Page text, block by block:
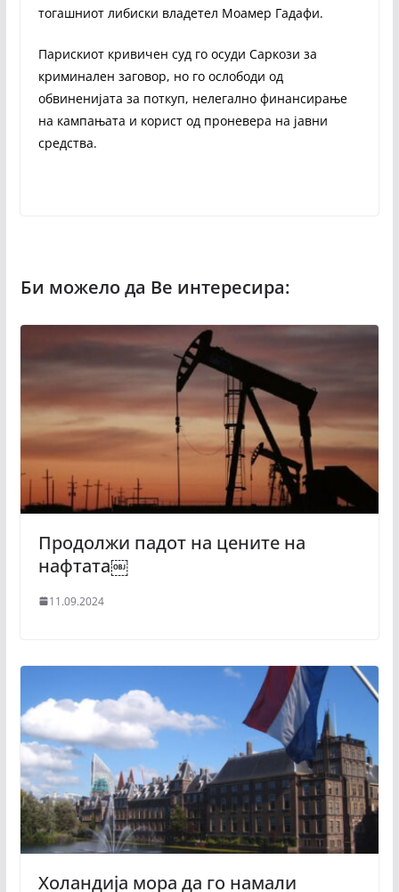
тогашниот либиски владетел Моамер Гадафи.
Парискиот кривичен суд го осуди Саркози за
криминален заговор, но го ослободи од
обвиненијата за поткуп, нелегално финансирање
на кампањата и корист од проневера на јавни
средства.
Продолжи падот на цените на
нафтата￼
11.09.2024
Холандија мора да го намали